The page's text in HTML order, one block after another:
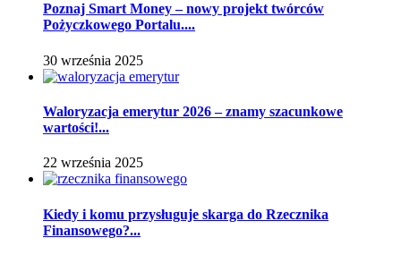
Poznaj Smart Money – nowy projekt twórców
Pożyczkowego Portalu....
30 września 2025
Waloryzacja emerytur 2026 – znamy szacunkowe
wartości!...
22 września 2025
Kiedy i komu przysługuje skarga do Rzecznika
Finansowego?...